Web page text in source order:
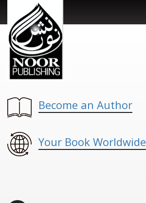
Become an Author
Your Book Worldwide